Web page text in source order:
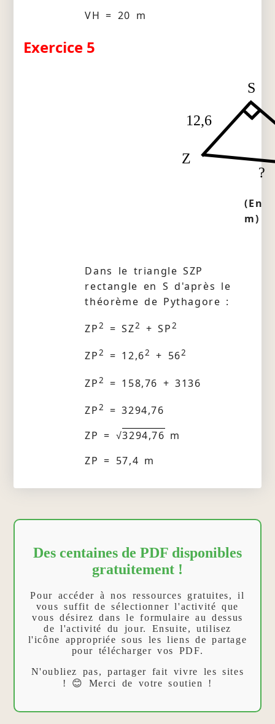
VH = 20 m
Exercice 5
S
Z
12,6
?
(En
m)
Dans le triangle SZP
rectangle en S d'après le
théorème de Pythagore :
ZP2 = SZ2 + SP2
ZP2 = 12,62 + 562
ZP2 = 158,76 + 3136
ZP2
= 3294,76
ZP = √3294,76 m
ZP = 57,4 m
Des centaines de PDF disponibles
gratuitement !
Pour accéder à nos ressources gratuites, il
vous suffit de sélectionner l'activité que
vous désirez dans le formulaire au dessus
de l'activité du jour. Ensuite, utilisez
l'icône appropriée sous les liens de partage
pour télécharger vos PDF.
N'oubliez pas, partager fait vivre les sites
! 😊 Merci de votre soutien !